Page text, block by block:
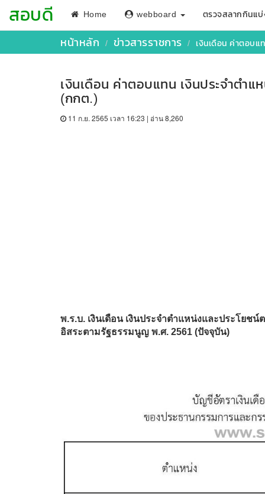
สอบดี Home webboard ตรวจสลากกินแ
หน้าหลัก ข่าวสารราชการ เงินเดือน ค่าตอบ
เงินเดือน ค่าตอบแทน เงินประจำตำ
(กกต.)
11 ก.ย. 2565 เวลา 16:23 | อ่าน 8,260
พ.ร.บ. เงินเดือน เงินประจำตำแหน่งและประโย
อิสระตามรัฐธรรมนูญ พ.ศ. 2561 (ปัจจุบัน)